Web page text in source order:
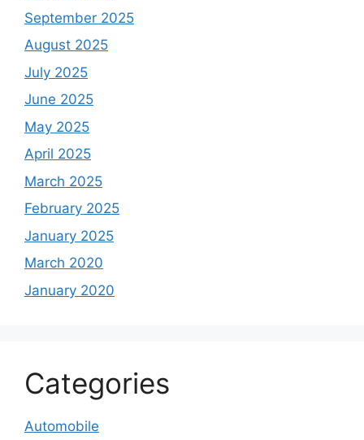
September 2025
August 2025
July 2025
June 2025
May 2025
April 2025
March 2025
February 2025
January 2025
March 2020
January 2020
Categories
Automobile